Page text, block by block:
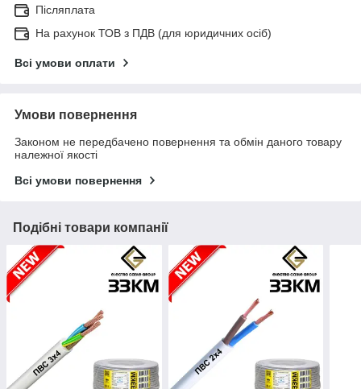
Післяплата
На рахунок ТОВ з ПДВ (для юридичних осіб)
Всі умови оплати
Умови повернення
Законом не передбачено повернення та обмін даного товару
належної якості
Всі умови повернення
Подібні товари компанії